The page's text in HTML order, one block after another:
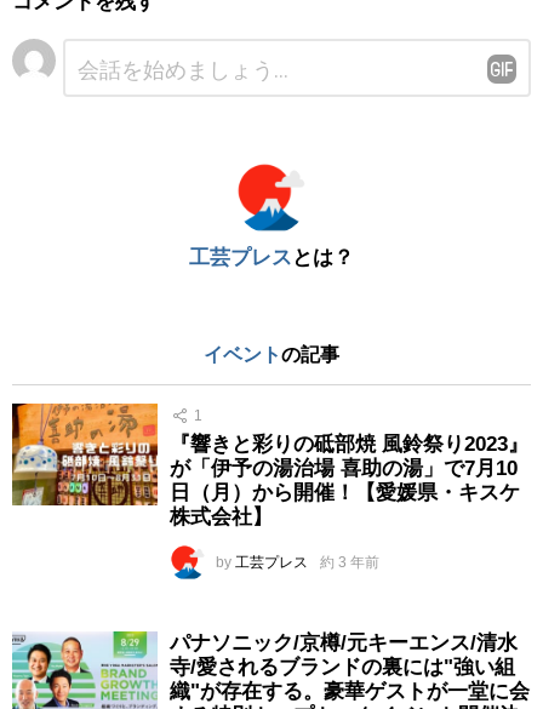
工芸プレス とは？
イベントの記事
1
『響きと彩りの砥部焼 風鈴祭り2023』
が「伊予の湯治場 喜助の湯」で7月10
日（月）から開催！【愛媛県・キスケ
株式会社】
by 工芸プレス 約 3 年前
パナソニック/京樽/元キーエンス/清水
寺/愛されるブランドの裏には"強い組
織"が存在する。豪華ゲストが一堂に会